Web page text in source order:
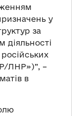
у
за
діяльності
російських
ЛНР»)”, –
в